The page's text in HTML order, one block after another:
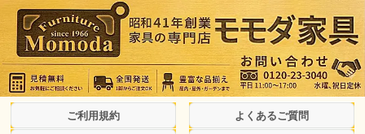
ご利用規約 よくあるご質問